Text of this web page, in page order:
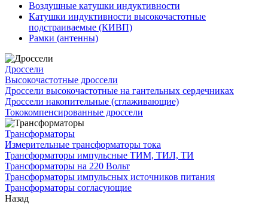
Воздушные катушки индуктивности
Катушки индуктивности высокочастотные
подстраиваемые (КИВП)
Рамки (антенны)
Дроссели
Высокочастотные дроссели
Дроссели высокочастотные на гантельных сердечниках
Дроссели накопительные (сглаживающие)
Тококомпенсированные дроссели
Трансформаторы
Измерительные трансформаторы тока
Трансформаторы импульсные ТИМ, ТИЛ, ТИ
Трансформаторы на 220 Вольт
Трансформаторы импульсных источников питания
Трансформаторы согласующие
Назад